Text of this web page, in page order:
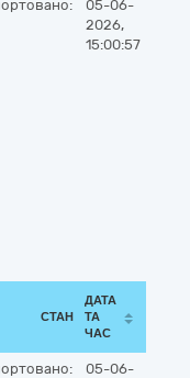
05-06-
2026,
15:00:57
СТАН
ДАТА
ТА
ЧАС
05-06-